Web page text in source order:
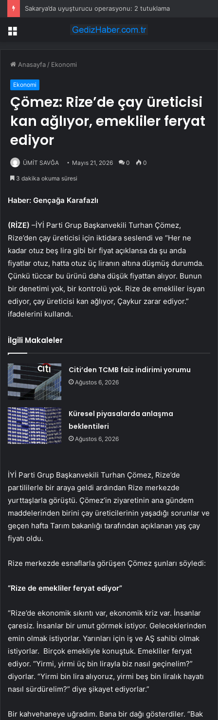
Sakarya’da uyuşturucu operasyonu: 2 tutuklama
Menü
Anasayfa / Ekonomi
Ekonomi
Çömez: Rize’de çay üreticisi
kan ağlıyor, emekliler feryat
ediyor
ÜMİT SAVĞA Mayıs 21, 2026 0 0
3 dakika okuma süresi
Haber: Gençağa Karafazlı
(RİZE) –İYİ Parti Grup Başkanvekili Turhan Çömez,
Rize’den çay üreticisi için iktidara seslendi ve “Her ne
kadar otuz beş lira gibi bir fiyat açıklansa da şu anda
fiyatlar otuz, hatta otuz üç liranın altına düşmüş durumda.
Çünkü tüccar bu ürünü daha düşük fiyattan alıyor. Bunun
bir denetimi yok, bir kontrolü yok. Rize de emekliler isyan
ediyor, çay üreticisi kan ağlıyor, Çaykur zarar ediyor.”
ifadelerini kullandı.
İlgili Makaleler
Citi’den TCMB faiz indirimi yorumu
Ağustos 6, 2026
Küresel piyasalarda anlaşma
beklentileri
Ağustos 6, 2026
İYİ Parti Grup Başkanvekili Turhan Çömez, Rize’de
partililerle bir araya geldi ardından Rize merkezde
yurttaşlarla görüştü. Çömez’in ziyaretinin ana gündem
maddelerinden birini çay üreticilerinin yaşadığı sorunlar ve
geçen hafta Tarım bakanlığı tarafından açıklanan yaş çay
fiyatı oldu.
Rize merkezde esnaflarla görüşen Çömez şunları söyledi:
“Rize de emekliler feryat ediyor”
“Rize’de ekonomik sıkıntı var, ekonomik kriz var. İnsanlar
çaresiz. İnsanlar bir umut görmek istiyor. Geleceklerinden
emin olmak istiyorlar. Yarınları için iş ve AŞ sahibi olmak
istiyorlar. Birçok emekliyle konuştuk. Emekliler feryat
ediyor. “Yirmi, yirmi üç bin lirayla biz nasıl geçinelim?”
diyorlar. “Yirmi bin lira alıyoruz, yirmi beş bin liralık hayatı
nasıl sürdürelim?” diye şikayet ediyorlar.”
Bir kahvehaneye uğradım. Bana bir dağı gösterdiler. “Bak